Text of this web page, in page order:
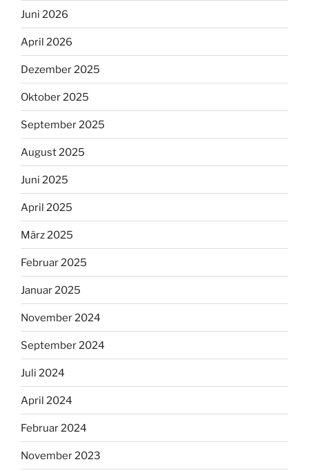
Juni 2026
April 2026
Dezember 2025
Oktober 2025
September 2025
August 2025
Juni 2025
April 2025
März 2025
Februar 2025
Januar 2025
November 2024
September 2024
Juli 2024
April 2024
Februar 2024
November 2023